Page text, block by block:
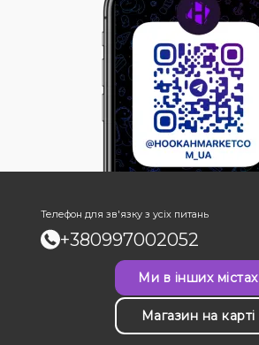
Телефон для зв'язку з усіх питань
+380997002052
Ми в інших містах
Магазин на карті